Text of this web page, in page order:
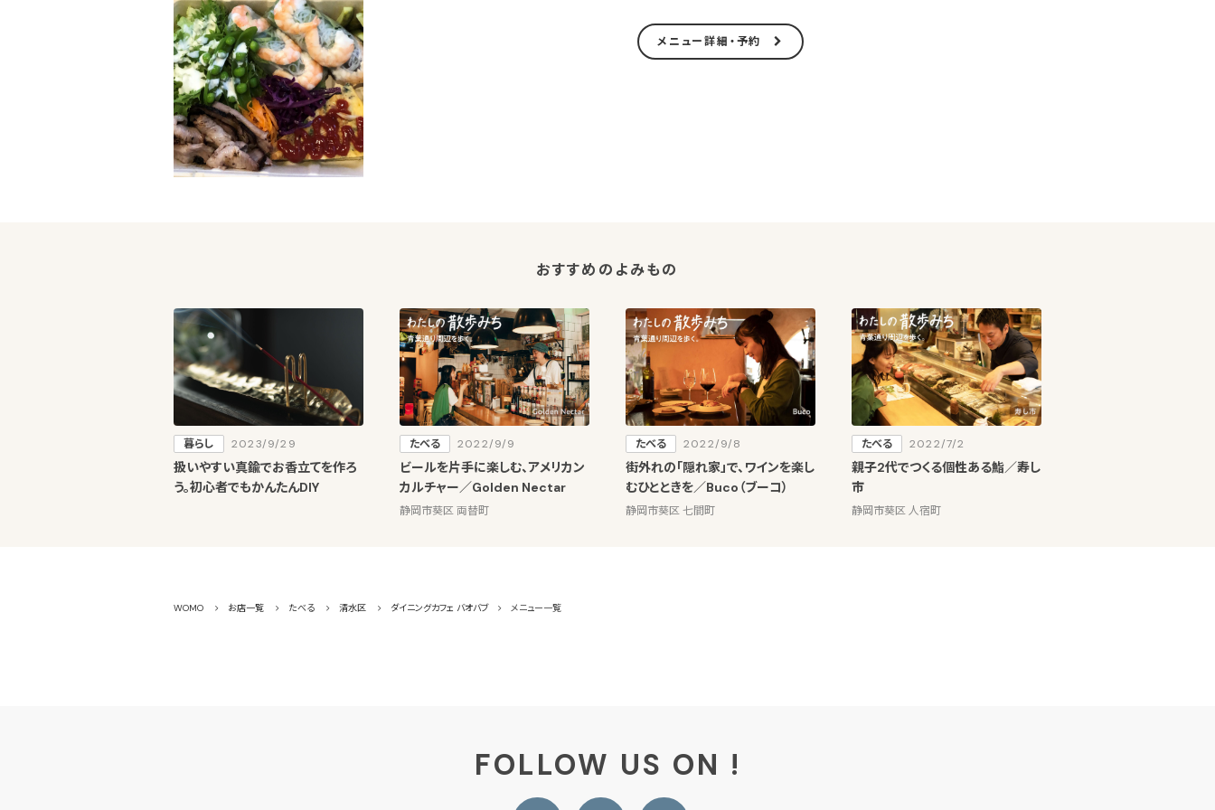
メニュー詳細・予約
おすすめのよみもの
暮らし 2023/9/29
扱いやすい真鍮でお香立てを作ろ
う。初心者でもかんたんDIY
たべる 2022/9/9
ビールを片手に楽しむ、アメリカン
カルチャー／Golden Nectar
静岡市葵区 両替町
たべる 2022/9/8
街外れの「隠れ家」で、ワインを楽し
むひとときを／Buco（ブーコ）
静岡市葵区 七間町
たべる 2022/7/2
親子2代でつくる個性ある鮨／寿し
市
静岡市葵区 人宿町
WOMO お店一覧 たべる 清水区 ダイニングカフェ バオバブ メニュー一覧
FOLLOW US ON !